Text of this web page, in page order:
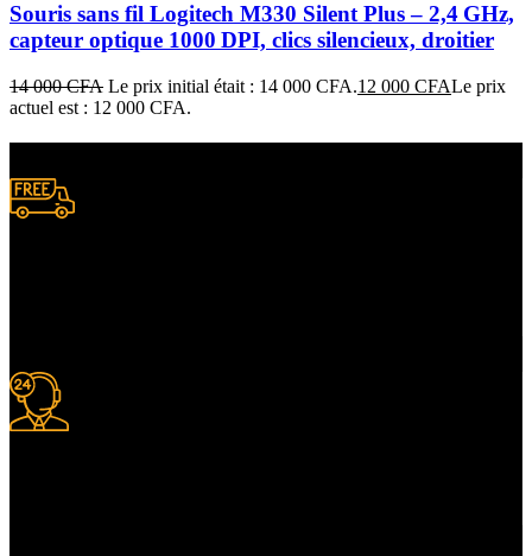
Souris sans fil Logitech M330 Silent Plus – 2,4 GHz,
capteur optique 1000 DPI, clics silencieux, droitier
14 000CFA Le prix initial était : 14 000 CFA.12 000 CFALe prix
actuel est : 12 000 CFA.